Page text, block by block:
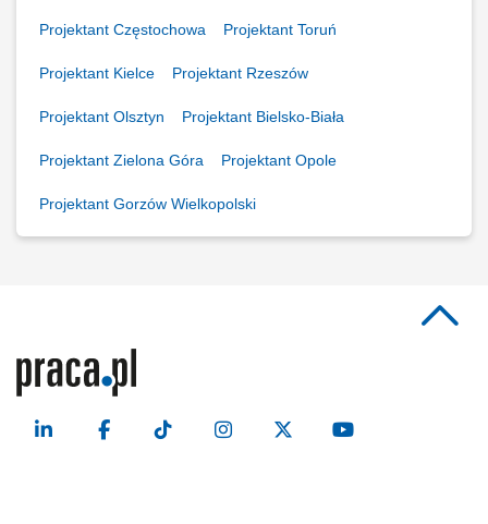
Projektant Częstochowa Projektant Toruń
Projektant Kielce Projektant Rzeszów
Projektant Olsztyn Projektant Bielsko-Biała
Projektant Zielona Góra Projektant Opole
Projektant Gorzów Wielkopolski